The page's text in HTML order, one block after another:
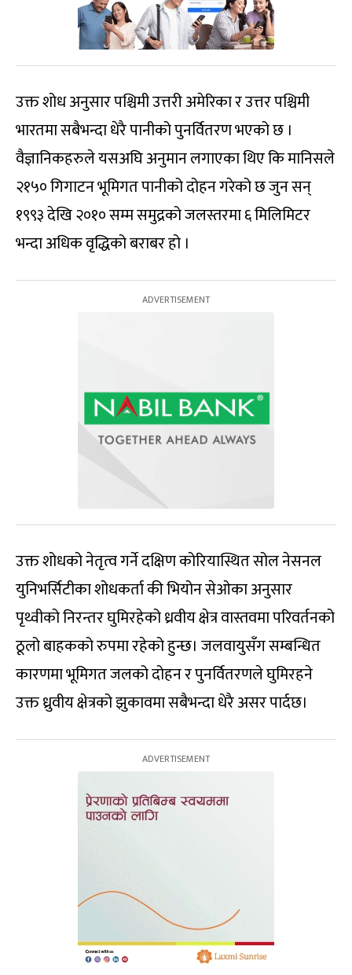
उक्त शोध अनुसार पश्चिमी उत्तरी अमेरिका र उत्तर पश्चिमी
भारतमा सबैभन्दा धेरै पानीको पुनर्वितरण भएको छ ।
वैज्ञानिकहरुले यसअघि अनुमान लगाएका थिए कि मानिसले
२१५० गिगाटन भूमिगत पानीको दोहन गरेको छ जुन सन्
१९९३ देखि २०१० सम्म समुद्रको जलस्तरमा ६ मिलिमिटर
भन्दा अधिक वृद्धिको बराबर हो ।
उक्त शोधको नेतृत्व गर्ने दक्षिण कोरियास्थित सोल नेसनल
युनिभर्सिटीका शोधकर्ता की भियोन सेओका अनुसार
पृथ्वीको निरन्तर घुमिरहेको ध्रवीय क्षेत्र वास्तवमा परिवर्तनको
ठूलो बाहकको रुपमा रहेको हुन्छ। जलवायुसँग सम्बन्धित
कारणमा भूमिगत जलको दोहन र पुनर्वितरणले घुमिरहने
उक्त ध्रुवीय क्षेत्रको झुकावमा सबैभन्दा धेरै असर पार्दछ।